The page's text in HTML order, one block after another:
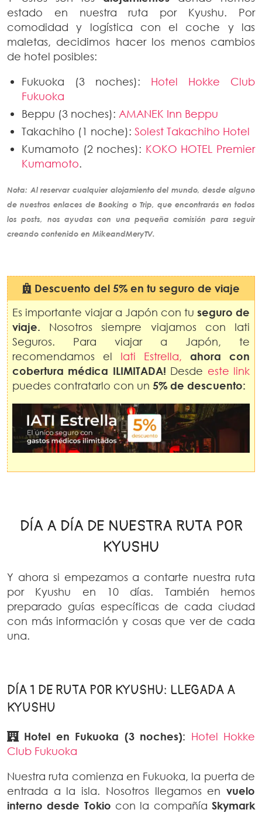
estado en nuestra ruta por Kyushu. Por
comodidad y logística con el coche y las
maletas, decidimos hacer los menos cambios
de hotel posibles:
Fukuoka (3 noches): Hotel Hokke Club
Fukuoka
Beppu (3 noches): AMANEK Inn Beppu
Takachiho (1 noche): Solest Takachiho Hotel
Kumamoto (2 noches): KOKO HOTEL Premier
Kumamoto.
Nota: Al reservar cualquier alojamiento del mundo, desde alguno
de nuestros enlaces de Booking o Trip, que encontrarás en todos
los posts, nos ayudas con una pequeña comisión para seguir
creando contenido en MikeandMeryTV.
Descuento del 5% en tu seguro de viaje
Es importante viajar a Japón con tu seguro de
viaje. Nosotros siempre viajamos con Iati
Seguros. Para viajar a Japón, te
recomendamos el Iati Estrella,
ahora con
cobertura médica ILIMITADA! Desde este link
puedes contratarlo con un 5% de descuento:
DÍA A DÍA DE NUESTRA RUTA POR
KYUSHU
Y ahora si empezamos a contarte nuestra ruta
por Kyushu en 10 días. También hemos
preparado guías específicas de cada ciudad
con más información y cosas que ver de cada
una.
DÍA 1 DE RUTA POR KYUSHU: LLEGADA A
KYUSHU
Hotel en Fukuoka (3 noches): Hotel Hokke
Club Fukuoka
Nuestra ruta comienza en Fukuoka, la puerta de
entrada a la isla. Nosotros llegamos en vuelo
interno desde Tokio con la compañíaSkymark